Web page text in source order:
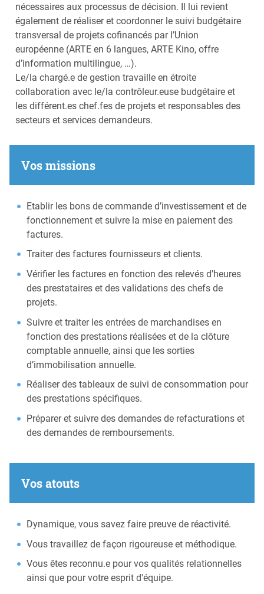
nécessaires aux processus de décision. Il lui revient
également de réaliser et coordonner le suivi budgétaire
transversal de projets cofinancés par l’Union
européenne (ARTE en 6 langues, ARTE Kino, offre
d’information multilingue, …).
Le/la chargé.e de gestion travaille en étroite
collaboration avec le/la contrôleur.euse budgétaire et
les différent.es chef.fes de projets et responsables des
secteurs et services demandeurs.
Vos missions
Etablir les bons de commande d’investissement et de
fonctionnement et suivre la mise en paiement des
factures.
Traiter des factures fournisseurs et clients.
Vérifier les factures en fonction des relevés d’heures
des prestataires et des validations des chefs de
projets.
Suivre et traiter les entrées de marchandises en
fonction des prestations réalisées et de la clôture
comptable annuelle, ainsi que les sorties
d’immobilisation annuelle.
Réaliser des tableaux de suivi de consommation pour
des prestations spécifiques.
Préparer et suivre des demandes de refacturations et
des demandes de remboursements.
Vos atouts
Dynamique, vous savez faire preuve de réactivité.
Vous travaillez de façon rigoureuse et méthodique.
Vous êtes reconnu.e pour vos qualités relationnelles
ainsi que pour votre esprit d'équipe.